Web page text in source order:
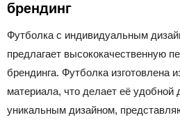
брендинг
Футболка с индивидуальным
предлагает высококачественную
брендинга. Футболка изготовлена
материала, что делает её
уникальным дизайном,